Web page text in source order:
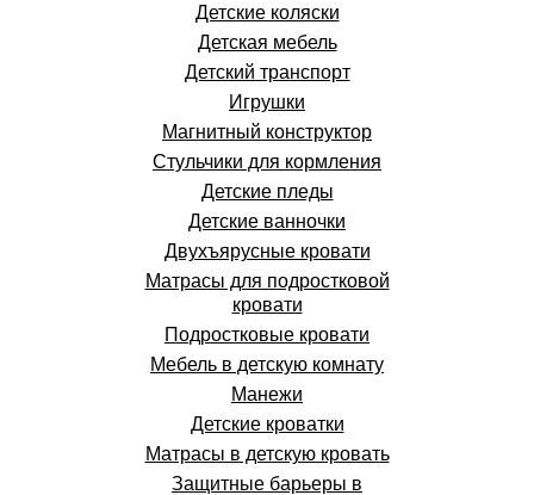
Детские коляски
Детская мебель
Детский транспорт
Игрушки
Магнитный конструктор
Стульчики для кормления
Детские пледы
Детские ванночки
Двухъярусные кровати
Матрасы для подростковой
кровати
Подростковые кровати
Мебель в детскую комнату
Манежи
Детские кроватки
Матрасы в детскую кровать
Защитные барьеры в